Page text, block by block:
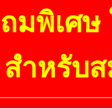
มพิเศ
สำหรับ